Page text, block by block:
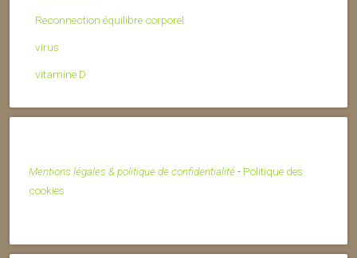
Reconnection équilibre corporel
virus
vitamine D
Mentions légales & politique de confidentialité- Politique des
cookies